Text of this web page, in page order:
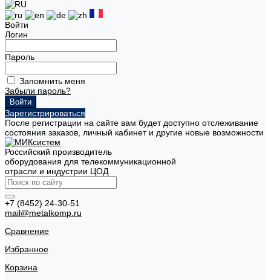
Войти
Логин
Пароль
Запомнить меня
Забыли пароль?
Зарегистрироваться
После регистрации на сайте вам будет доступно отслеживание
состояния заказов, личный кабинет и другие новые возможности
Российский производитель
оборудования для телекоммуникационной
отрасли и индустрии ЦОД
+7 (8452) 24-30-51
mail@metalkomp.ru
Сравнение
Избранное
Корзина